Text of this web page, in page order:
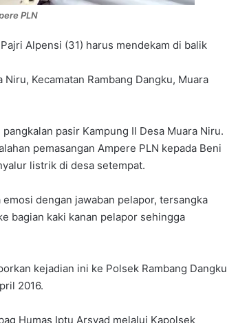
PLN
Alpensi (31) harus mendekam di balik
Kecamatan Rambang Dangku, Muara
pasir Kampung II Desa Muara Niru.
pemasangan Ampere PLN kepada Beni
listrik di desa setempat.
dengan jawaban pelapor, tersangka
bagian kaki kanan pelapor sehingga
kejadian ini ke Polsek Rambang Dangku
2016.
Humas Iptu Arsyad melalui Kapolsek